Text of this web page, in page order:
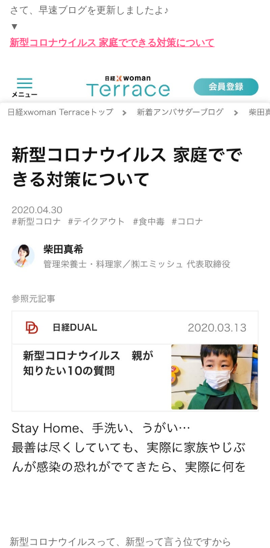
さて、早速ブログを更新しましたよ♪
▼
新型コロナウイルス 家庭でできる対策について
新型コロナウイルスって、新型って言う位ですから